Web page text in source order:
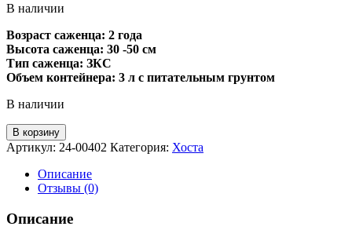
В наличии
Возраст саженца: 2 года
Высота саженца: 30 -50 см
Тип саженца: ЗКС
Объем контейнера: 3 л с питательным грунтом
В наличии
Количество
товара
Хоста
ВИХРЬ
(Wirlwind)
года
В корзину
Артикул: 24-00402 Категория: Хоста
Описание
Отзывы (0)
Описание